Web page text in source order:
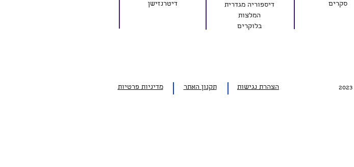
דיטרנזישן
דיספוריה מגדרית
המלצות
בלוקרים
סקרים
מדיניות פרטיות תקנון האתר הצהרת נגישות